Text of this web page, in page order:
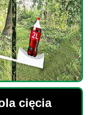
cięcia